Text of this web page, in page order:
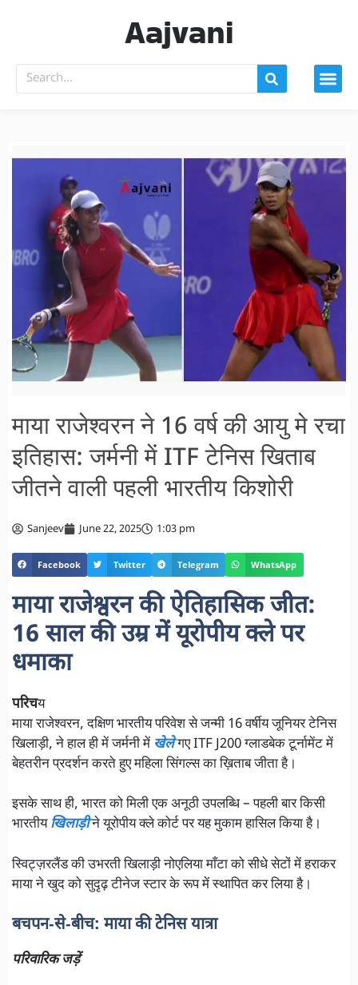
Aajvani
माया राजेश्वरन ने 16 वर्ष की आयु मे रचा
इतिहास: जर्मनी में ITF टेनिस खिताब
जीतने वाली पहली भारतीय किशोरी
Sanjeev June 22, 2025 1:03 pm
Facebook Twitter Telegram WhatsApp
माया राजेश्वरन की ऐतिहासिक जीत:
16 साल की उम्र में यूरोपीय क्ले पर
धमाका
परिचय
माया राजेश्वरन, दक्षिण भारतीय परिवेश से जन्मी 16 वर्षीय जूनियर टेनिस
खिलाड़ी, ने हाल ही में जर्मनी में खेलेगए ITF J200 ग्लाडबेक टूर्नामेंट में
बेहतरीन प्रदर्शन करते हुए महिला सिंगल्स का ख़िताब जीता है।
इसके साथ ही, भारत को मिली एक अनूठी उपलब्धि – पहली बार किसी
भारतीयखिलाड़ीने यूरोपीय क्ले कोर्ट पर यह मुकाम हासिल किया है।
स्विट्ज़रलैंड की उभरती खिलाड़ी नोएलिया माँटा को सीधे सेटों में हराकर
माया ने खुद को सुदृढ़ टीनेज स्टार के रूप में स्थापित कर लिया है।
बचपन‑से‑बीच: माया की टेनिस यात्रा
परिवारिक जड़ें